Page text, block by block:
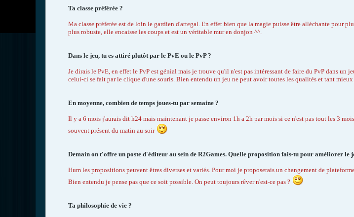
Ta classe préférée ?
Ma classe préferée est de loin le gardien d'artegal. En effet bien que la magie puisse être alléchante pour
plus robuste, elle encaisse les coups et est un véritable mur en donjon ^^.
Dans le jeu, tu es attiré plutôt par le PvE ou le PvP ?
Je dirais le PvE, en effet le PvP est génial mais je trouve qu'il n'est pas intéressant de faire du PvP dans
celui-ci se fait par le clique d'une souris. Bien entendu un jeu ne peut avoir toutes les qualités et tant
En moyenne, combien de temps joues-tu par semaine ?
Il y a 6 mois j'aurais dit h24 mais maintenant je passe environ 1h a 2h par mois si ce n'est pas tout les 3
souvent présent du matin au soir
Demain on t'offre un poste d'éditeur au sein de R2Games. Quelle proposition fais-tu pour améliorer le
Hum les propositions peuvent êtres diverses et variés. Pour moi je proposerais un changement de
Bien entendu je pense pas que ce soit possible. On peut toujours rêver n'est-ce pas ?
Ta philosophie de vie ?